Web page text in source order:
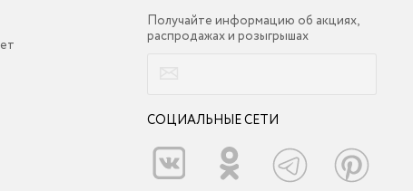
Получайте информацию об акциях,
распродажах и розыгрышах
СОЦИАЛЬНЫЕ СЕТИ